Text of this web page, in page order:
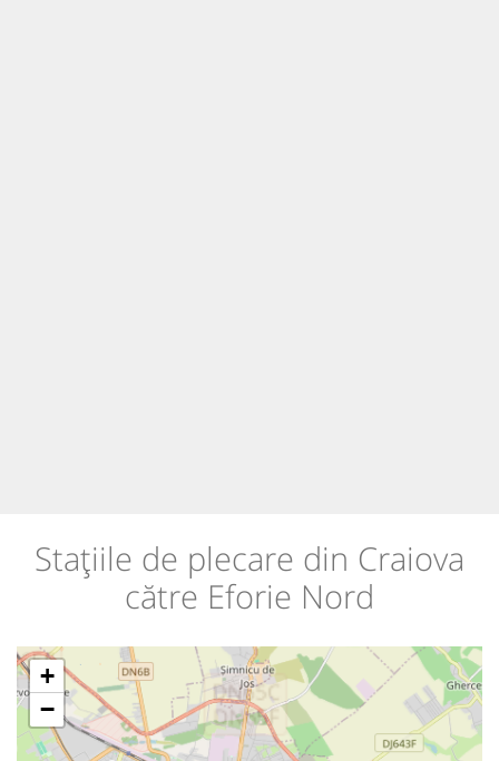
Stațiile de plecare din Craiova
către Eforie Nord
+
−